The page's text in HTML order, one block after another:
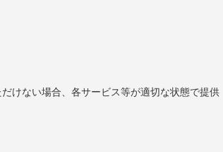
けない場合、各サービス等が適切な状態で提供